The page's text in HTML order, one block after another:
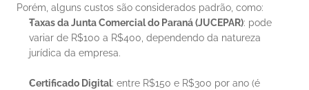
Porém, alguns custos são considerados padrão, como:
Taxas da Junta Comercial do Paraná (JUCEPAR): pode
variar de R$100 a R$400, dependendo da natureza
jurídica da empresa.
Certificado Digital: entre R$150 e R$300 por ano (é